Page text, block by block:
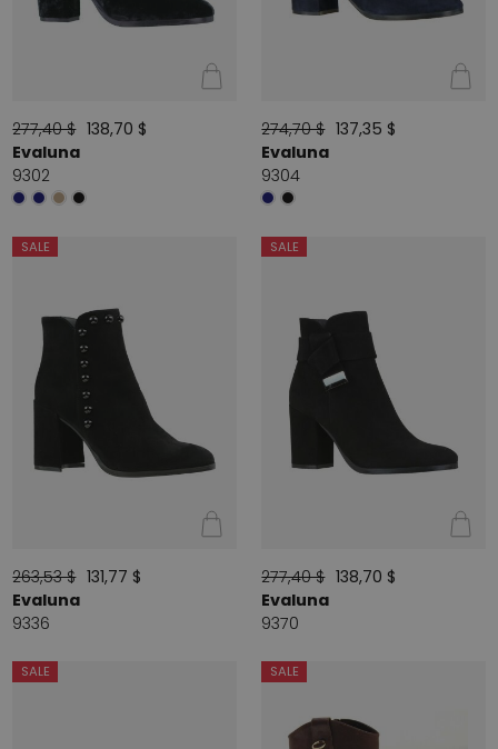
277,40 $ 138,70 $
Evaluna
9302
274,70 $ 137,35 $
Evaluna
9304
SALE
263,53 $ 131,77 $
Evaluna
9336
SALE
277,40 $ 138,70 $
Evaluna
9370
SALE SALE